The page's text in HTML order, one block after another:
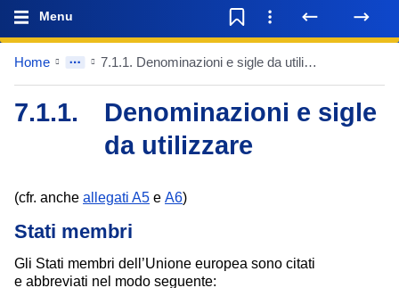
Menu
Home 7.1.1. Denominazioni e sigle da utilizzare